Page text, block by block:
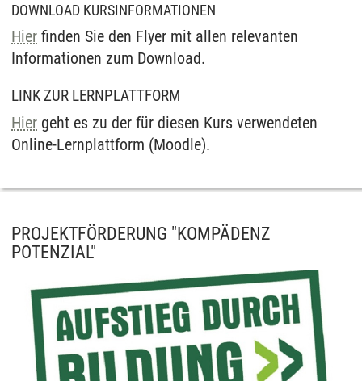
DOWNLOAD KURSINFORMATIONEN
Hier finden Sie den Flyer mit allen relevanten
Informationen zum Download.
LINK ZUR LERNPLATTFORM
Hier geht es zu der für diesen Kurs verwendeten
Online-Lernplattform (Moodle).
PROJEKTFÖRDERUNG "KOMPÄDENZ
POTENZIAL"